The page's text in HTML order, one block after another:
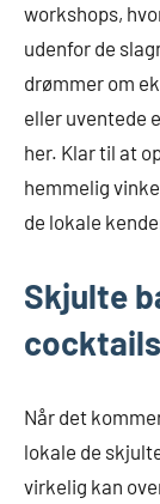
workshops,
udenfor de
drømmer om
eller uventede
her. Klar til at
hemmelig
de lokale
Skjulte
Når det
lokale de
virkelig kan